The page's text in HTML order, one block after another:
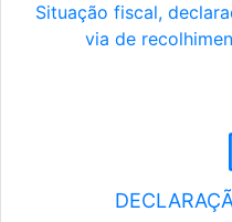
Situação fiscal,
via de